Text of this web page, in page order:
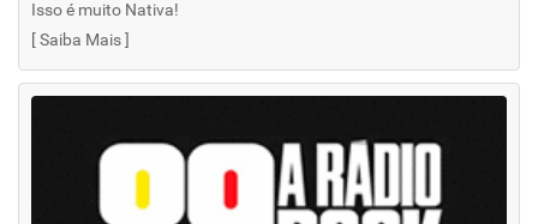
Isso é muito Nativa!
[Saiba Mais]